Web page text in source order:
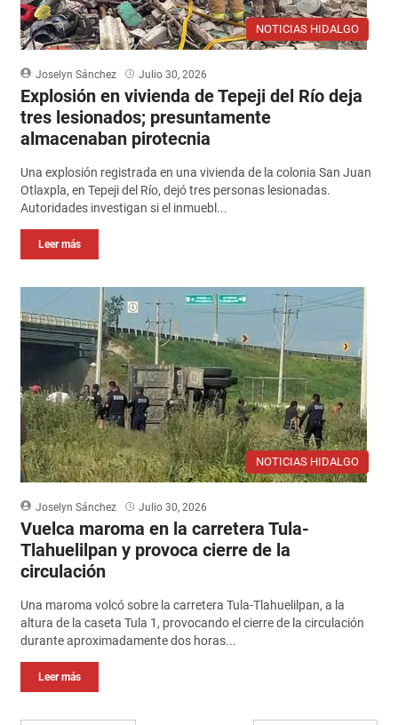
NOTICIAS HIDALGO
Joselyn Sánchez Julio 30, 2026
Explosión en vivienda de Tepeji del Río deja
tres lesionados; presuntamente
almacenaban pirotecnia
Una explosión registrada en una vivienda de la colonia San Juan
Otlaxpla, en Tepeji del Río, dejó tres personas lesionadas.
Autoridades investigan si el inmuebl...
Leer más
NOTICIAS HIDALGO
Joselyn Sánchez Julio 30, 2026
Vuelca maroma en la carretera Tula-
Tlahuelilpan y provoca cierre de la
circulación
Una maroma volcó sobre la carretera Tula-Tlahuelilpan, a la
altura de la caseta Tula 1, provocando el cierre de la circulación
durante aproximadamente dos horas...
Leer más